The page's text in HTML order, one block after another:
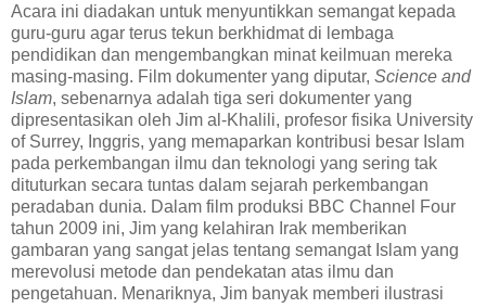
Acara ini diadakan untuk menyuntikkan semangat kepada
guru-guru agar terus tekun berkhidmat di lembaga
pendidikan dan mengembangkan minat keilmuan mereka
masing-masing. Film dokumenter yang diputar, Science and
Islam, sebenarnya adalah tiga seri dokumenter yang
dipresentasikan oleh Jim al-Khalili, profesor fisika University
of Surrey, Inggris, yang memaparkan kontribusi besar Islam
pada perkembangan ilmu dan teknologi yang sering tak
dituturkan secara tuntas dalam sejarah perkembangan
peradaban dunia. Dalam film produksi BBC Channel Four
tahun 2009 ini, Jim yang kelahiran Irak memberikan
gambaran yang sangat jelas tentang semangat Islam yang
merevolusi metode dan pendekatan atas ilmu dan
pengetahuan. Menariknya, Jim banyak memberi ilustrasi